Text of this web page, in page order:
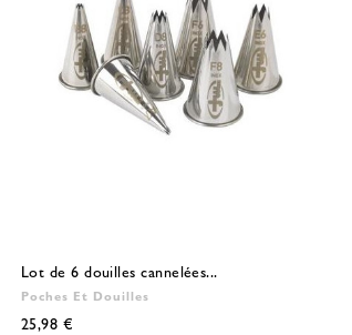
Lot de 6 douilles cannelées...
Poches Et Douilles
25,98 €